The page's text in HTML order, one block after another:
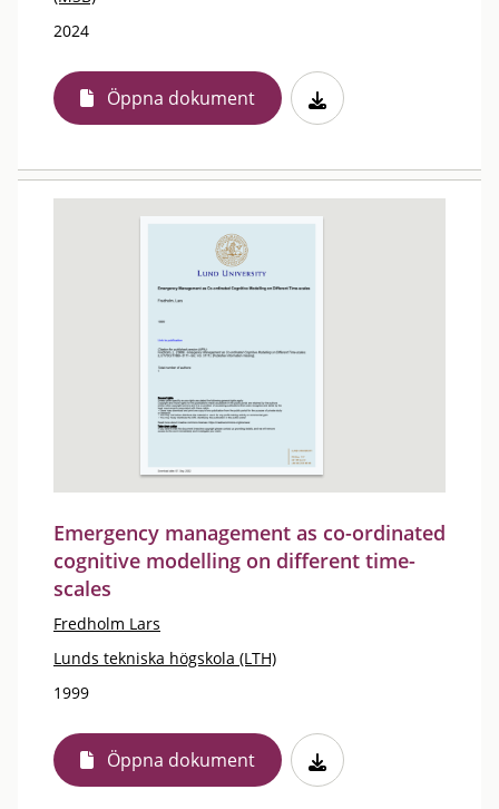
2024
Öppna dokument
Emergency management as co-ordinated
cognitive modelling on different time-
scales
Fredholm Lars
Lunds tekniska högskola (LTH)
1999
Öppna dokument